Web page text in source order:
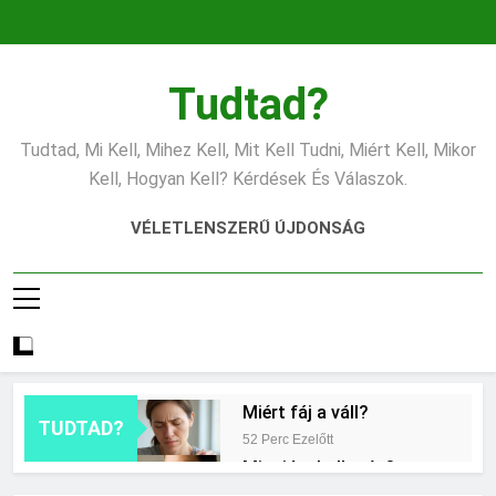
Tudtad?
Tudtad, Mi Kell, Mihez Kell, Mit Kell Tudni, Miért Kell, Mikor
Kell, Hogyan Kell? Kérdések És Válaszok.
VÉLETLENSZERŰ ÚJDONSÁG
TUDTAD?
Miért fáj a váll?
52 Perc Ezelőtt
Mire jó a kollagén?